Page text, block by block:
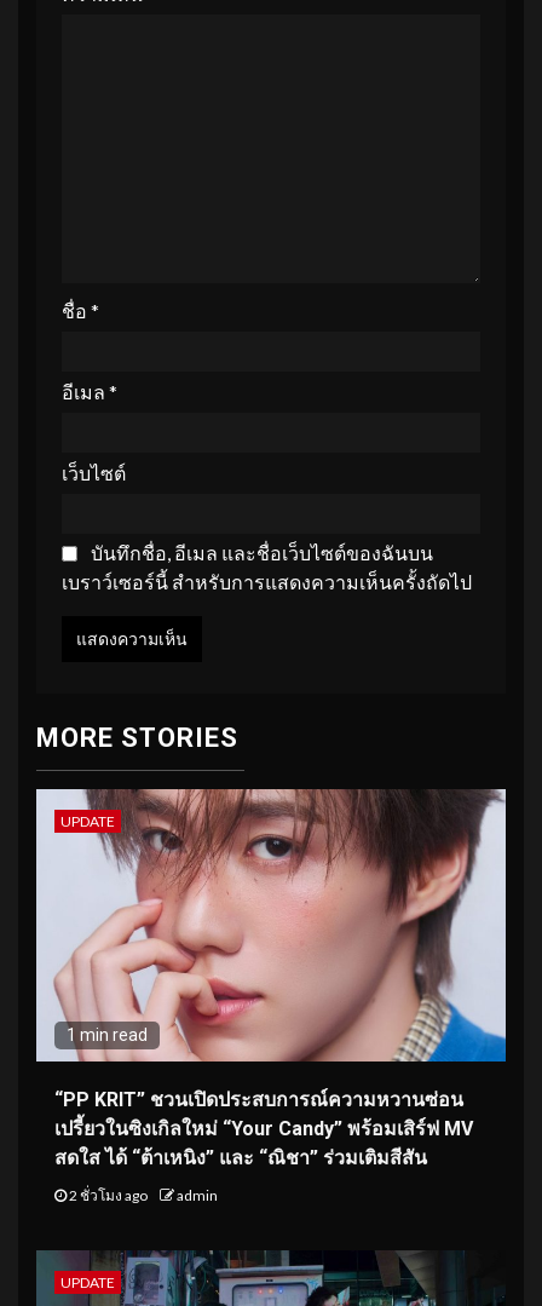
ชื่อ *
อีเมล *
เว็บไซต์
บันทึกชื่อ, อีเมล และชื่อเว็บไซต์ของฉันบน
เบราว์เซอร์นี้ สำหรับการแสดงความเห็นครั้งถัดไป
MORE STORIES
UPDATE
1 min read
“PP KRIT” ชวนเปิดประสบการณ์ความหวานซ่อน
เปรี้ยวในซิงเกิลใหม่ “Your Candy” พร้อมเสิร์ฟ MV
สดใส ได้ “ต้าเหนิง” และ “ณิชา” ร่วมเติมสีสัน
2 ชั่วโมง ago admin
UPDATE